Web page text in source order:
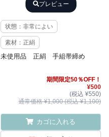
プレビュー
状態：非常によい
素材：正絹
未使用品 正絹 手組帯締め
期間限定50％OFF！
¥500
(税込 ¥550)
通常価格 ¥1,000 (税込 ¥1,100)
カゴに入れる